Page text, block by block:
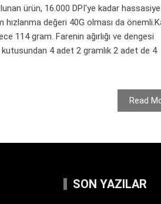
ürün, 16.000 DPI'ye kadar
hızlanma değeri 40G olması da
114 gram. Farenin ağırlığı ve dengesi
kutusundan 4 adet 2 gramlık 2 adet de 4
Read
SON YAZILAR